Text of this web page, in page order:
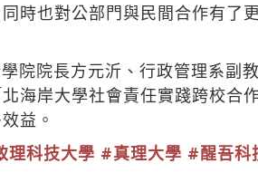
時也對公部門與民間合作有了更
院院長方元沂、行政管理系副
海岸大學社會責任實踐跨校合
益。
理科技大學 #真理大學 #醒吾科